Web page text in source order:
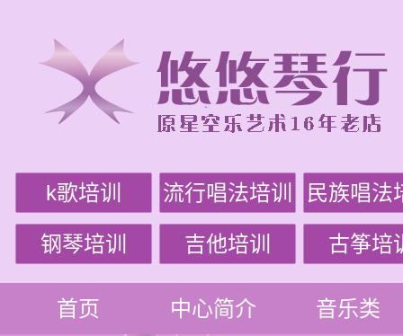
k歌培训 流行唱法培训 民族唱法
钢琴培训 吉他培训 古筝培
首页 中心简介 音乐类